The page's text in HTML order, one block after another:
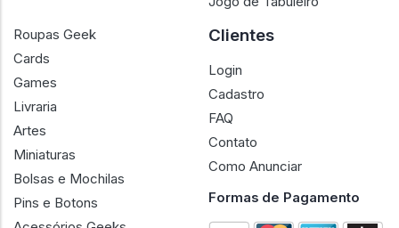
Roupas Geek
Cards
Games
Livraria
Artes
Miniaturas
Bolsas e Mochilas
Pins e Botons
Clientes
Login
Cadastro
FAQ
Contato
Como Anunciar
Formas de Pagamento